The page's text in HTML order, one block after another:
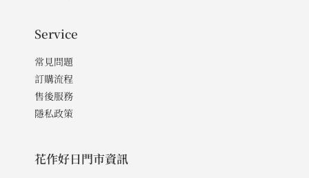
Service
常見問題
訂購流程
售後服務
隱私政策
花作好日門市資訊